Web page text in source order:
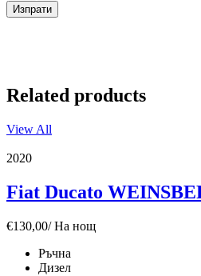
Изпрати
Related products
View All
2020
Fiat Ducato
130,00
€
/ На нощ
Ръчна
Дизел